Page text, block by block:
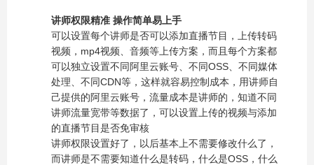
讲师权限精准 操作简单易上手
可以设置每个讲师是否可以添加直播节目，上传转码
视频，mp4视频、音频等上传方案，而且每个方案都
可以独立设置不同阿里云账号、不同OSS、不同媒体
处理、不同CDN等，这样就容易控制成本，用讲师自
己提供的阿里云账号，流量成本是讲师的，知道不同
讲师流量宽带等数据了，可以设置上传的视频与添加
的直播节目是否免审核
讲师权限设置好了，以后基本上不需要修改什么了，
而讲师是不需要知道什么是转码，什么是OSS，什么